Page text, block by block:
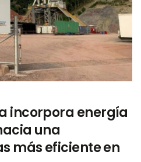
incorpora energía
una
más eficiente en